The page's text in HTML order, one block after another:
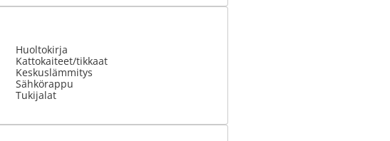
Huoltokirja
Kattokaiteet/tikkaat
Keskuslämmitys
Sähkörappu
Tukijalat